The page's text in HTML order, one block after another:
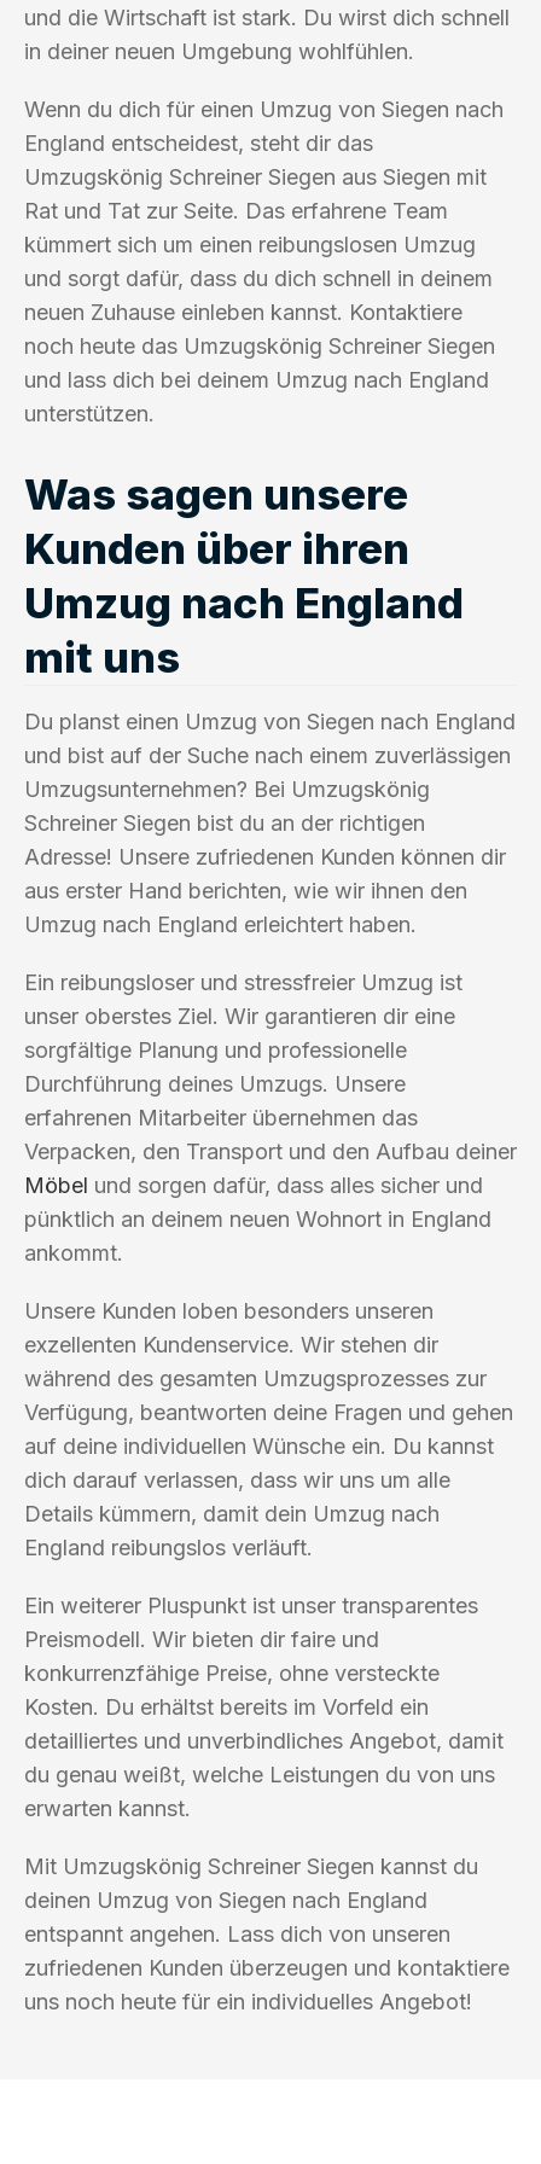
und die Wirtschaft ist stark. Du wirst dich schnell
in deiner neuen Umgebung wohlfühlen.
Wenn du dich für einen Umzug von Siegen nach
England entscheidest, steht dir das
Umzugskönig Schreiner Siegen aus Siegen mit
Rat und Tat zur Seite. Das erfahrene Team
kümmert sich um einen reibungslosen Umzug
und sorgt dafür, dass du dich schnell in deinem
neuen Zuhause einleben kannst. Kontaktiere
noch heute das Umzugskönig Schreiner Siegen
und lass dich bei deinem Umzug nach England
unterstützen.
Was sagen unsere
Kunden über ihren
Umzug nach England
mit uns
Du planst einen Umzug von Siegen nach England
und bist auf der Suche nach einem zuverlässigen
Umzugsunternehmen? Bei Umzugskönig
Schreiner Siegen bist du an der richtigen
Adresse! Unsere zufriedenen Kunden können dir
aus erster Hand berichten, wie wir ihnen den
Umzug nach England erleichtert haben.
Ein reibungsloser und stressfreier Umzug ist
unser oberstes Ziel. Wir garantieren dir eine
sorgfältige Planung und professionelle
Durchführung deines Umzugs. Unsere
erfahrenen Mitarbeiter übernehmen das
Verpacken, den Transport und den Aufbau deiner
Möbel und sorgen dafür, dass alles sicher und
pünktlich an deinem neuen Wohnort in England
ankommt.
Unsere Kunden loben besonders unseren
exzellenten Kundenservice. Wir stehen dir
während des gesamten Umzugsprozesses zur
Verfügung, beantworten deine Fragen und gehen
auf deine individuellen Wünsche ein. Du kannst
dich darauf verlassen, dass wir uns um alle
Details kümmern, damit dein Umzug nach
England reibungslos verläuft.
Ein weiterer Pluspunkt ist unser transparentes
Preismodell. Wir bieten dir faire und
konkurrenzfähige Preise, ohne versteckte
Kosten. Du erhältst bereits im Vorfeld ein
detailliertes und unverbindliches Angebot, damit
du genau weißt, welche Leistungen du von uns
erwarten kannst.
Mit Umzugskönig Schreiner Siegen kannst du
deinen Umzug von Siegen nach England
entspannt angehen. Lass dich von unseren
zufriedenen Kunden überzeugen und kontaktiere
uns noch heute für ein individuelles Angebot!